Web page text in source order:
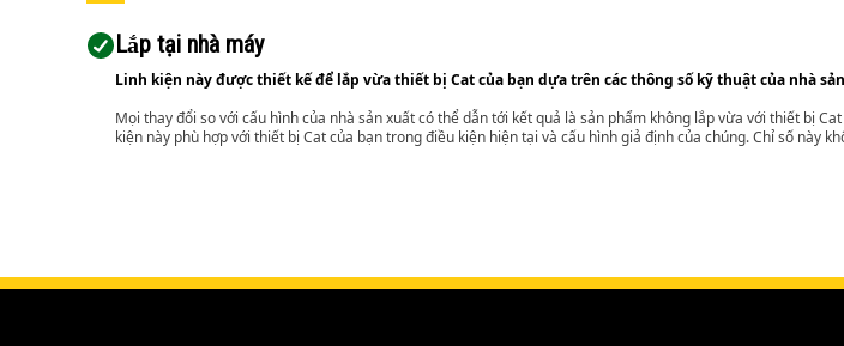
Lắp tại nhà máy
Linh kiện này được thiết kế để lắp vừa thiết bị Cat của bạn dựa trên các thông số kỹ thuật của nhà
Mọi thay đổi so với cấu hình của nhà sản xuất có thể dẫn tới kết quả là sản phẩm không lắp vừa với thiết bị
kiện này phù hợp với thiết bị Cat của bạn trong điều kiện hiện tại và cấu hình giả định của chúng. Chỉ số này